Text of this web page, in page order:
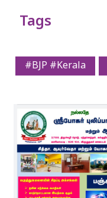
Tags
#BJP #Kerala